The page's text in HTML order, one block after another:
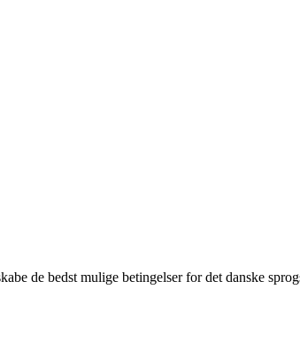
de bedst mulige betingelser for det danske